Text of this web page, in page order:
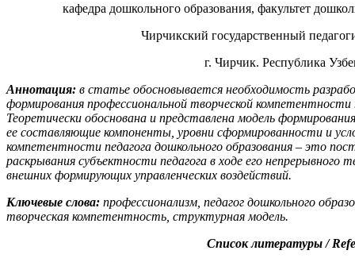
кафедра дошкольного образования, факультет
Чирчикский государственный
г. Чирчик. Республика
Аннотация: в статье обосновывается необходимость
формирования профессиональной творческой компетентности
Теоретически обоснована и представлена модель
ее составляющие компоненты, уровни сформированности и
компетентности педагога дошкольного образования – это
раскрывания субъектности педагога в ходе его непрерывного
внешних формирующих управленческих воздействий.
Ключевые слова: профессионализм, педагог дошкольного
творческая компетентность, структурная модель.
Список литературы /